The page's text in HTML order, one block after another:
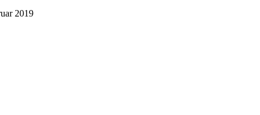
2019